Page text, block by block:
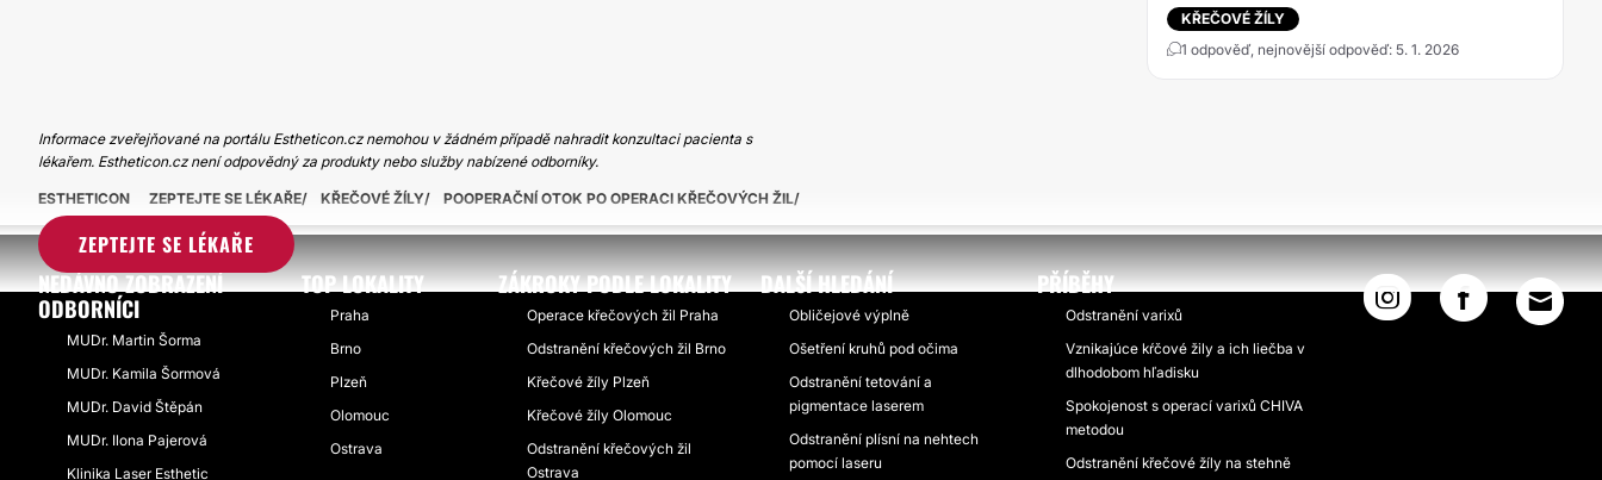
KŘEČOVÉ ŽÍLY
1 odpověď, nejnovější odpověď: 5. 1. 2026
Informace zveřejňované na portálu Estheticon.cz nemohou v žádném případě nahradit konzultaci pacienta s
lékařem. Estheticon.cz není odpovědný za produkty nebo služby nabízené odborníky.
ZEPTEJTE SE LÉKAŘE
ESTHETICON ZEPTEJTE SE LÉKAŘE KŘEČOVÉ ŽÍLY POOPERAČNÍ OTOK PO OPERACI KŘEČOVÝCH ŽIL
NEDÁVNO ZOBRAZENÍ
ODBORNÍCI
MUDr. Martin Šorma
MUDr. Kamila Šormová
MUDr. David Štěpán
MUDr. Ilona Pajerová
Klinika Laser Esthetic
TOP LOKALITY
Praha
Brno
Plzeň
Olomouc
Ostrava
ZÁKROKY PODLE LOKALITY
Operace křečových žil Praha
Odstranění křečových žil Brno
Křečové žíly Plzeň
Křečové žíly Olomouc
Odstranění křečových žil
Ostrava
DALŠÍ HLEDÁNÍ
Obličejové výplně
Ošetření kruhů pod očima
Odstranění tetování a
pigmentace laserem
Odstranění plísní na nehtech
pomocí laseru
PŘÍBĚHY
Odstranění varixů
Vznikajúce kŕčové žily a ich liečba v
dlhodobom hľadisku
Spokojenost s operací varixů CHIVA
metodou
Odstranění křečové žíly na stehně